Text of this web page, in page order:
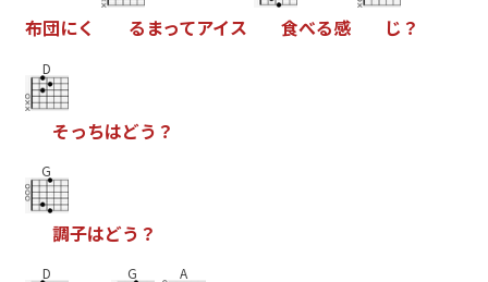
布団にく る まってアイス 食べる感 じ ？
D
そっちはどう ？
G
調子はどう ？
D G A